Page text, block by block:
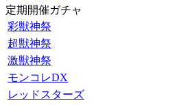
定期開催ガチャ
彩獣神祭
超獣神祭
激獣神祭
モンコレDX
レッドスターズ